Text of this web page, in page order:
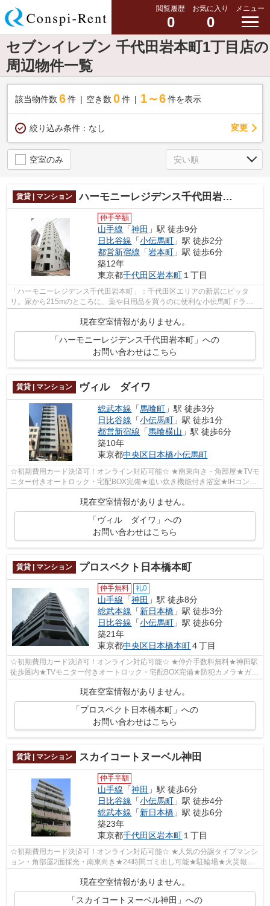
閲覧履歴
0
お気に入り
0
メニュー
セブンイレブン 千代田岩本町1丁目店の
周辺物件一覧
該当物件数 6件 空き数 0 件 1～6 件を表示
絞り込み条件： なし 変更
空室のみ
賃貸 | マンション ハーモニーレジデンス千代田岩本町
仲手半額
山手線 「神田 」駅 徒歩9分
日比谷線 「小伝馬町 」駅 徒歩2分
都営新宿線 「岩本町 」駅 徒歩6分
築12年
東京都千代田区岩本町 １丁目
「ハーモニーレジデンス千代田岩本町」：千代田区エリアの新居にピッタ
リ。家から215mのところに、薬や日用品を買うのに便利な小伝馬町ドラッ
現在空室情報がありません。
「ハーモニーレジデンス千代田岩本町」への
お問い合わせはこちら
賃貸 | マンション ヴィル ダイワ
総武本線 「馬喰町 」駅 徒歩3分
日比谷線 「小伝馬町 」駅 徒歩1分
都営新宿線 「馬喰横山 」駅 徒歩6分
築10年
東京都中央区日本橋小伝馬町
☆初期費用カード決済可！オンライン対応可能☆ ★南東向き・角部屋★TVモ
ニター付きオートロック・宅配BOX完備★追い炊き機能付き浴室★IHコンロ
現在空室情報がありません。
「ヴィル ダイワ」への
お問い合わせはこちら
賃貸 | マンション プロスペクト日本橋本町
仲手無料 礼0
山手線 「神田 」駅 徒歩8分
総武本線 「新日本橋 」駅 徒歩3分
日比谷線 「小伝馬町 」駅 徒歩6分
築21年
東京都中央区日本橋本町４丁目
☆初期費用カード決済可！オンライン対応可能☆ ★仲介手数料無料★神田駅
徒歩圏内★TVモニター付きオートロック・宅配BOX完備★防犯カメラ★ガス
コンロ★照明付き★独立洗面台★温水洗浄便座★
現在空室情報がありません。
「プロスペクト日本橋本町」への
お問い合わせはこちら
賃貸 | マンション スカイコートヌーベル神田
仲手半額
山手線 「神田 」駅 徒歩6分
日比谷線 「小伝馬町 」駅 徒歩4分
総武本線 「新日本橋 」駅 徒歩6分
築23年
東京都千代田区岩本町 １丁目
☆初期費用カード決済可！オンライン対応可能☆ ★人気の分譲タイプマンシ
ョン・角部屋2面採光・南東向き★24時間ゴミ出し可能★駐輪場★火災報知
現在空室情報がありません。
「スカイコートヌーベル神田」への